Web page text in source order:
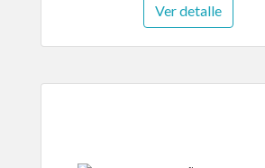
Ver detalle